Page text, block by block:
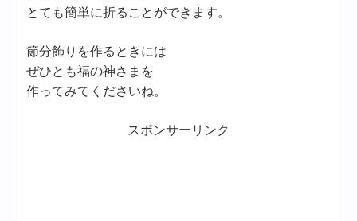
とても簡単に折ることができます。
節分飾りを作るときには
ぜひとも福の神さまを
作ってみてくださいね。
スポンサーリンク